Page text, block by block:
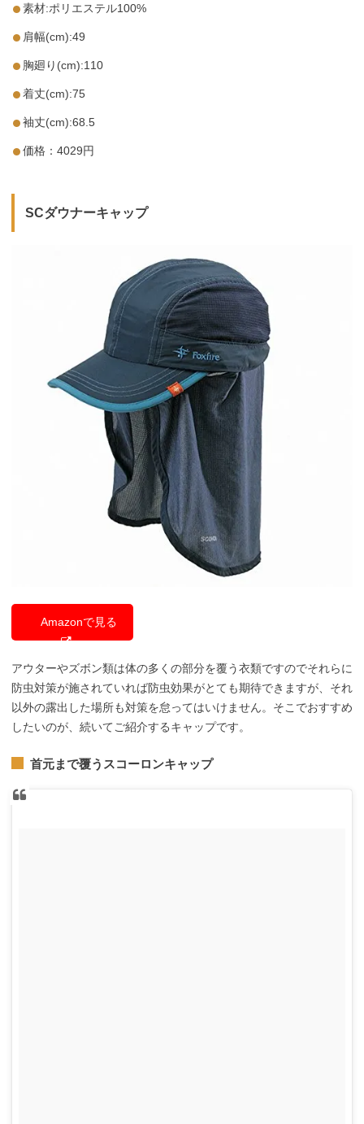
素材:ポリエステル100%
肩幅(cm):49
胸廻り(cm):110
着丈(cm):75
袖丈(cm):68.5
価格：4029円
SCダウナーキャップ
Amazonで見る
アウターやズボン類は体の多くの部分を覆う衣類ですのでそれらに
防虫対策が施されていれば防虫効果がとても期待できますが、それ
以外の露出した場所も対策を怠ってはいけません。そこでおすすめ
したいのが、続いてご紹介するキャップです。
首元まで覆うスコーロンキャップ